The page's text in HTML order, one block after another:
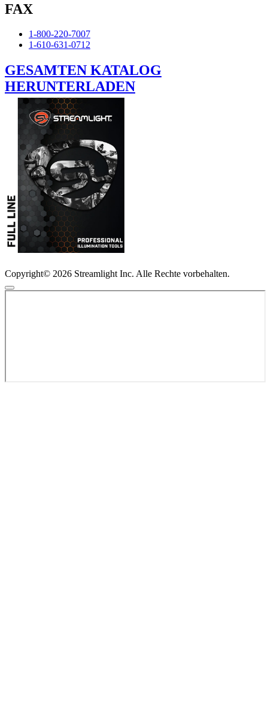
FAX
1-800-220-7007
1-610-631-0712
GESAMTEN KATALOG
HERUNTERLADEN
Copyright© 2026 Streamlight Inc. Alle Rechte vorbehalten.